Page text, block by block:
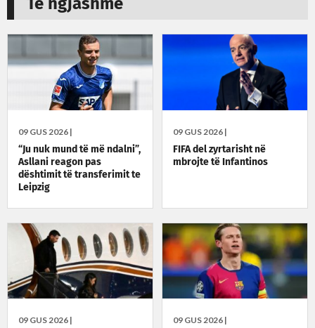
Të ngjashme
09 GUS 2026 |
“Ju nuk mund të më ndalni”,
Asllani reagon pas
dështimit të transferimit te
Leipzig
09 GUS 2026 |
FIFA del zyrtarisht në
mbrojte të Infantinos
09 GUS 2026 | 09 GUS 2026 |